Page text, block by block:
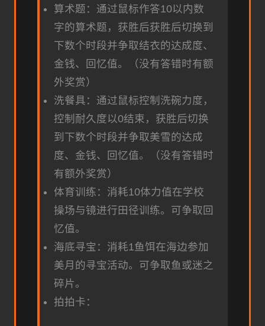
算术题：通过鼠标作答10以内数
字的算术题，获胜后获胜后切换到
下数个时段并争取结衣的达成度、
金钱、回忆值。（没有答错时有额
外奖赏）
洗餐具：通过鼠标控制洗碗力度，
控制耐久度以0结束，获胜后切换
到下数个时段并争取美雪的达成
度、金钱、回忆值。（没有答错时
有额外奖赏）
体育训练：消耗10体力值在学校
操场与镜进行田径训练。可争取回
忆值。
海底寻宝：消耗1鱼饵在海边参加
美月的寻宝活动。可争取鱼或迷之
碎片。
拍拍卡：